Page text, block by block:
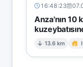
16:48:23
Anza'nın 10
13.6 km I